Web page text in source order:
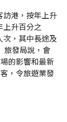
訪港，按年上升
上升百分之
，其中長途及
旅發局說，會
的影響和最新
，令旅遊業發